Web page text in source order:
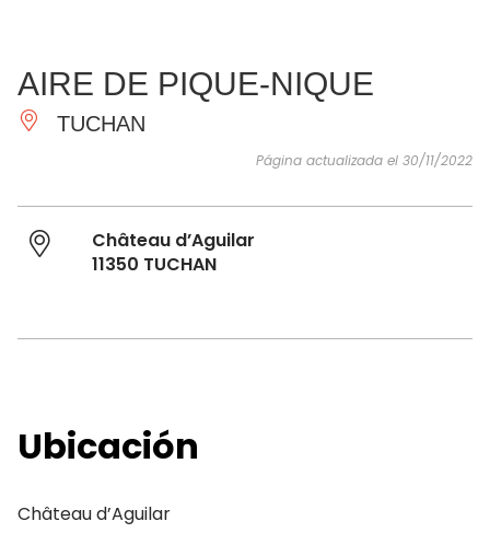
IMPRESCINDIBLES
HACER
INSPIRACIONES
AIRE DE PIQUE-NIQUE
TUCHAN
Página actualizada el 30/11/2022
Château d’Aguilar
11350 TUCHAN
Ubicación
Château d’Aguilar